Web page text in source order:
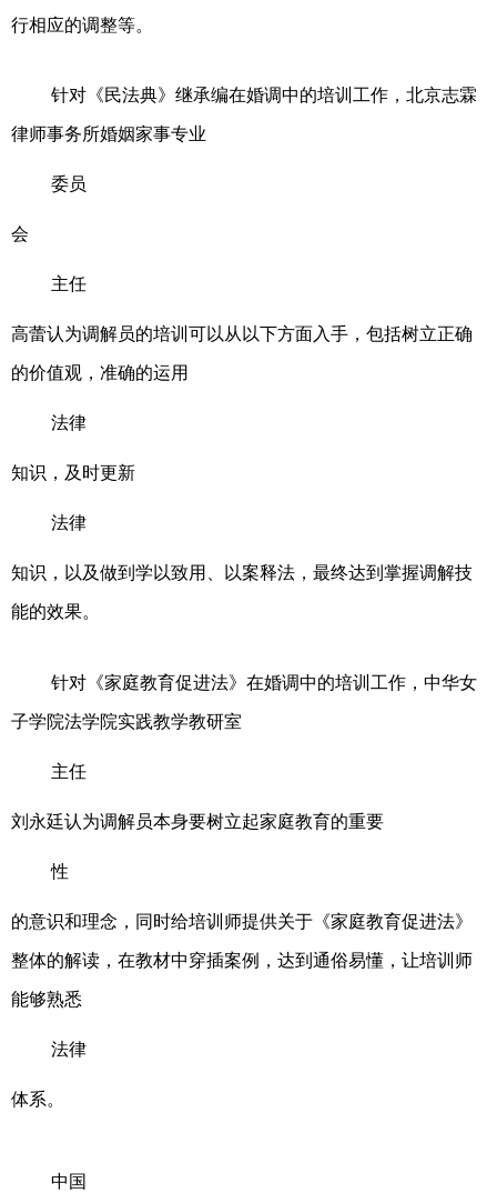
行相应的调整等。
针对《民法典》继承编在婚调中的培训工作，北京志霖
律师事务所婚姻家事专业
委员
会
主任
高蕾认为调解员的培训可以从以下方面入手，包括树立正确
的价值观，准确的运用
法律
知识，及时更新
法律
知识，以及做到学以致用、以案释法，最终达到掌握调解技
能的效果。
针对《家庭教育促进法》在婚调中的培训工作，中华女
子学院法学院实践教学教研室
主任
刘永廷认为调解员本身要树立起家庭教育的重要
性
的意识和理念，同时给培训师提供关于《家庭教育促进法》
整体的解读，在教材中穿插案例，达到通俗易懂，让培训师
能够熟悉
法律
体系。
中国